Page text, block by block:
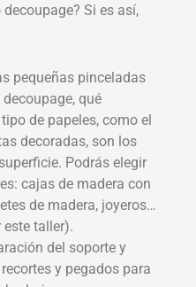
Si es así,
pequeñas pinceladas
qué
de papeles, como el
decoradas, son los
Podrás elegir
cajas de madera con
de madera, joyeros…
taller).
del soporte y
y pegados para